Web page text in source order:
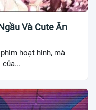
Và Cute Ấn
hoạt hình, mà